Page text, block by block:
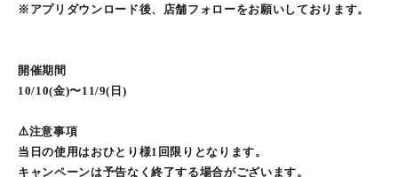
※アプリダウンロード後、店舗フォローをお願いしております。
開催期間
10/10(金)〜11/9(日)
⚠️注意事項
当日の使用はおひとり様1回限りとなります。
キャンペーンは予告なく終了する場合がございます。